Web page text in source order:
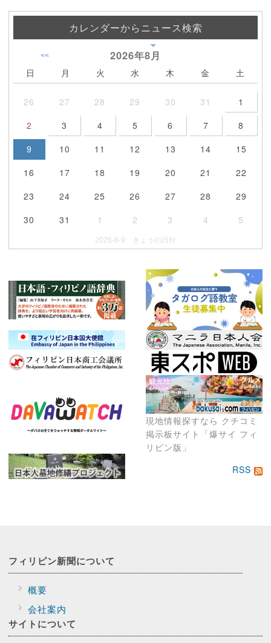
現地情報探すなら クチコミ
掲示板サイト「爆サイ フィ
リピン版」
カレンダーからニュース検索
2026年8月
<<
日 月 火 水 木 金 土
26 27 28 29 30 31
1
2
3 4 5 6 7
8
9
10 11 12 13 14
15
16
17 18 19 20 21
22
23
24 25 26 27 28
29
30
31 1 2 3 4 5
2026-8-9 きょうの日付
RSS
フィリピン新聞について
概要
会社案内
サイトについて